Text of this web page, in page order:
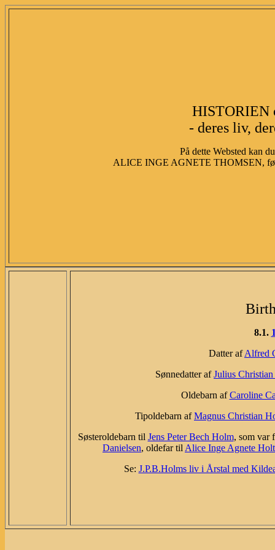
HISTORIEN
- deres liv,
På dette Websted kan
ALICE INGE AGNETE THOMSEN,
8.1.
Datter afAlfred
Sønnedatter afJulius
Oldebarn afCaroline
Tipoldebarn afMagnus Christian
Søsteroldebarn til Jens Peter Bech Holm, som var
Danielsen, oldefar til Alice Inge Agnete
Se: J.P.B.Holms liv i Årstal med